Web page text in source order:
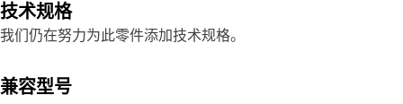
技术规格
我们仍在努力为此零件添加技术规格。
兼容型号